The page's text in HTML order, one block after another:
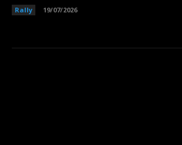
Rally 19/07/2026